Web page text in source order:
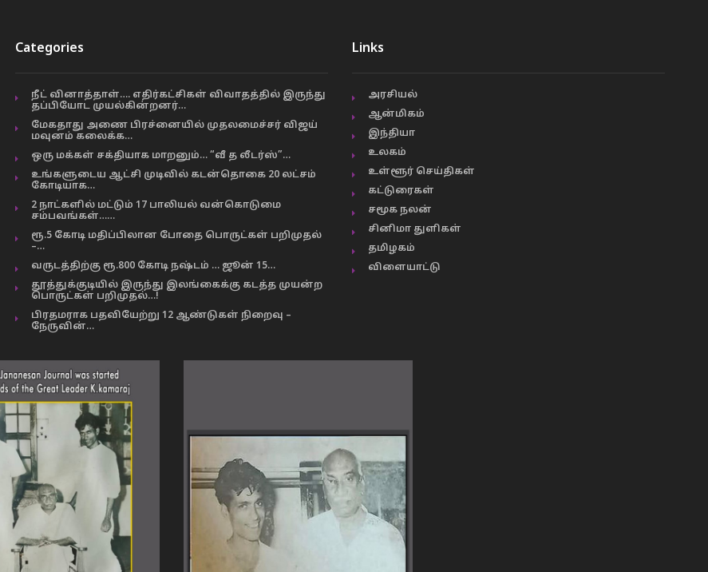
Categories
நீட் வினாத்தாள்…. எதிர்கட்சிகள் விவாதத்தில் இருந்து
தப்பியோட முயல்கின்றனர்…
மேகதாது அணை பிரச்னையில் முதலமைச்சர் விஜய்
மவுனம் கலைக்க…
ஒரு மக்கள் சக்தியாக மாறனும்… “வீ த லீடர்ஸ்”…
உங்களுடைய ஆட்சி முடிவில் கடன்தொகை 20 லட்சம்
கோடியாக…
2 நாட்களில் மட்டும் 17 பாலியல் வன்கொடுமை
சம்பவங்கள்……
ரூ.5 கோடி மதிப்பிலான போதை பொருட்கள் பறிமுதல்
–…
வருடத்திற்கு ரூ.800 கோடி நஷ்டம் … ஜூன் 15…
தூத்துக்குடியில் இருந்து இலங்கைக்கு கடத்த முயன்ற
பொருட்கள் பறிமுதல்…!
பிரதமராக பதவியேற்று 12 ஆண்டுகள் நிறைவு –
நேருவின்…
Links
அரசியல்
ஆன்மிகம்
இந்தியா
உலகம்
உள்ளூர் செய்திகள்
கட்டுரைகள்
சமூக நலன்
சினிமா துளிகள்
தமிழகம்
விளையாட்டு